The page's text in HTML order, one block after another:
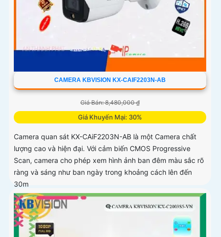
CAMERA KBVISION KX-CAIF2203N-AB
Giá Bán: 8,480,000 ₫
Giá Khuyến Mại: 30%
Camera quan sát KX-CAiF2203N-AB là một Camera chất
lượng cao và hiện đại. Với cảm biến CMOS Progressive
Scan, camera cho phép xem hình ảnh ban đêm màu sắc rõ
ràng và sáng như ban ngày trong khoảng cách lên đến
30m